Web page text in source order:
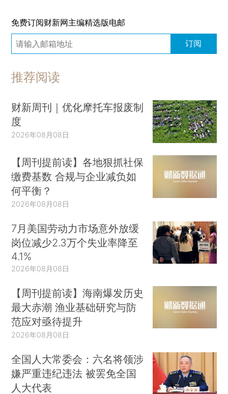
免费订阅财新网主编精选版电邮
订阅
推荐阅读
财新周刊｜优化摩托车报废制
度
2026年08月08日
【周刊提前读】各地狠抓社保
缴费基数 合规与企业减负如
何平衡？
2026年08月08日
7月美国劳动力市场意外放缓
岗位减少2.3万个失业率降至
4.1%
2026年08月08日
【周刊提前读】海南爆发历史
最大赤潮 渔业基础研究与防
范应对亟待提升
2026年08月08日
全国人大常委会：六名将领涉
嫌严重违纪违法 被罢免全国
人大代表